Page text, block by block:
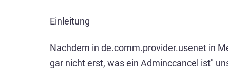
Einleitung
Nachdem in de.comm.provider.usenet in
gar nicht erst, was ein Adminccancel ist"